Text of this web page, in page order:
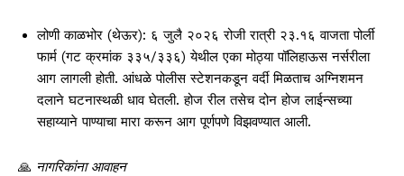
लोणी काळभोर (थेऊर): ६ जुलै २०२६ रोजी रात्री २३.१६ वाजता पोर्ली
फार्म (गट क्रमांक ३३५/३३६) येथील एका मोठ्या पॉलिहाऊस नर्सरीला
आग लागली होती. आंधळे पोलीस स्टेशनकडून वर्दी मिळताच अग्निशमन
दलाने घटनास्थळी धाव घेतली. होज रील तसेच दोन होज लाईन्सच्या
सहाय्याने पाण्याचा मारा करून आग पूर्णपणे विझवण्यात आली.
🙏 नागरिकांना आवाहन